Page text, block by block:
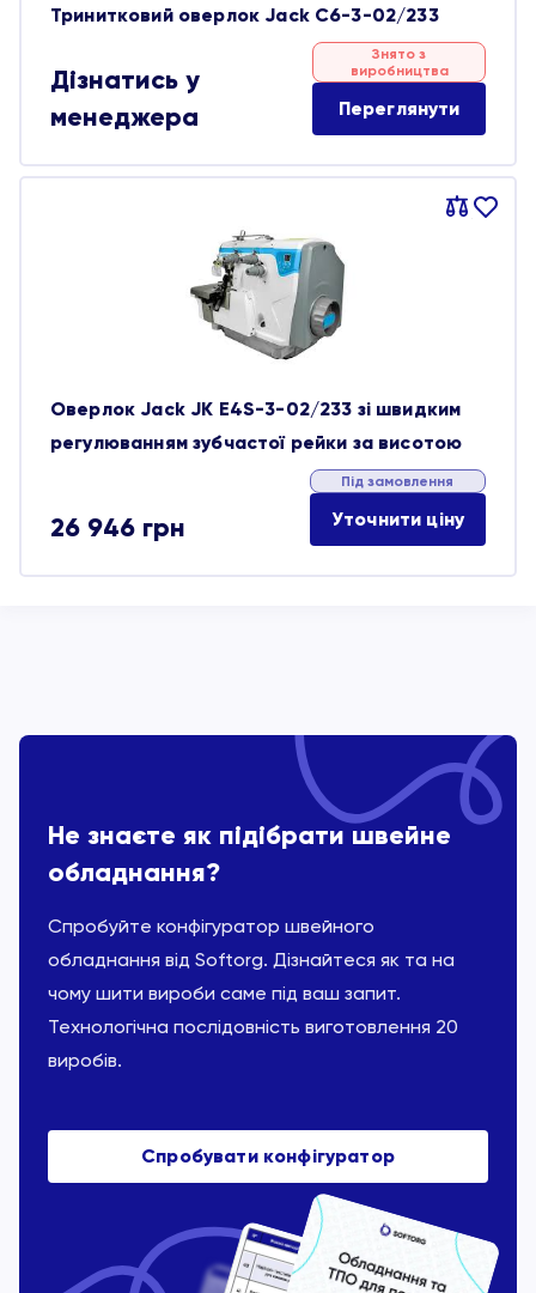
Тринитковий оверлок Jack C6-3-02/233
Дізнатись у
менеджера
Знято з
виробництва
Переглянути
Порівняти
В
Оверлок Jack JK E4S-3-02/233 зі швидким
регулюванням зубчастої рейки за висотою
26 946 грн
Під замовлення
Уточнити ціну
Не знаєте як підібрати швейне
обладнання?
Спробуйте конфігуратор швейного
обладнання від Softorg. Дізнайтеся як та на
чому шити вироби саме під ваш запит.
Технологічна послідовність виготовлення 20
виробів.
Спробувати конфігуратор